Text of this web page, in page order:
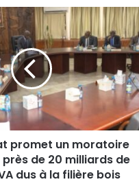
promet un moratoire
de 20 milliards de
dus à la filière bois